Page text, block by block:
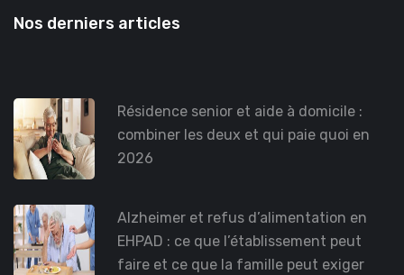
Nos derniers articles
Résidence senior et aide à domicile :
combiner les deux et qui paie quoi en
2026
Alzheimer et refus d’alimentation en
EHPAD : ce que l’établissement peut
faire et ce que la famille peut exiger